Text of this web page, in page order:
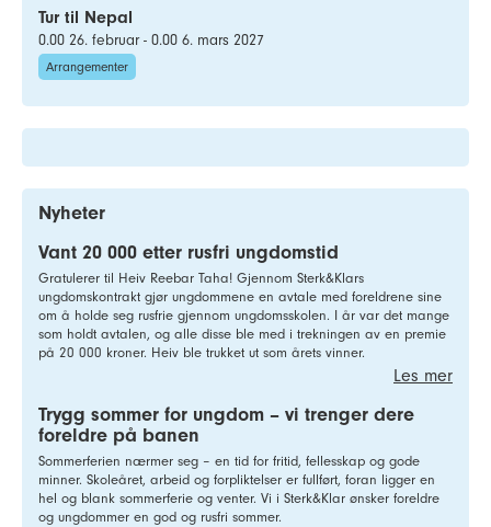
Tur til Nepal
0.00 26. februar - 0.00 6. mars 2027
Arrangementer
Nyheter
Vant 20 000 etter rusfri ungdomstid
Gratulerer til Heiv Reebar Taha! Gjennom Sterk&Klars
ungdomskontrakt gjør ungdommene en avtale med foreldrene sine
om å holde seg rusfrie gjennom ungdomsskolen. I år var det mange
som holdt avtalen, og alle disse ble med i trekningen av en premie
på 20 000 kroner. Heiv ble trukket ut som årets vinner.
Les mer
Trygg sommer for ungdom – vi trenger dere
foreldre på banen
Sommerferien nærmer seg – en tid for fritid, fellesskap og gode
minner. Skoleåret, arbeid og forpliktelser er fullført, foran ligger en
hel og blank sommerferie og venter. Vi i Sterk&Klar ønsker foreldre
og ungdommer en god og rusfri sommer.